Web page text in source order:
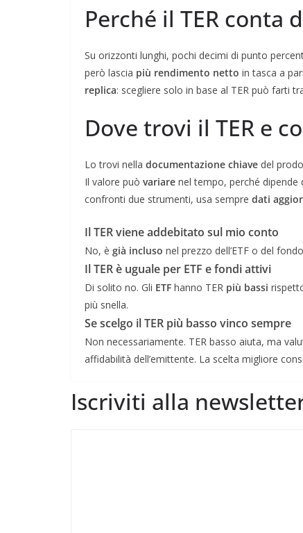
Perché il TER conta
Su orizzonti lunghi, pochi decimi di punto
però lascia più rendimento netto in tasca a
replica: scegliere solo in base al TER può farti
Dove trovi il TER e
Lo trovi nella documentazione chiave del
Il valore può variare nel tempo, perché dipende
confronti due strumenti, usa sempre dati
Il TER viene addebitato sul mio conto
No, è già incluso nel prezzo dell’ETF o del
Il TER è uguale per ETF e fondi attivi
Di solito no. Gli ETF hanno TER più bassi
più snella.
Se scelgo il TER più basso vinco sempre
Non necessariamente. TER basso aiuta, ma
affidabilità dell’emittente. La scelta migliore
Iscriviti alla